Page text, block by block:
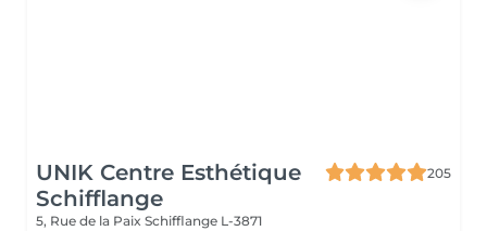
UNIK Centre Esthétique
Schifflange
205
5, Rue de la Paix Schifflange L-3871